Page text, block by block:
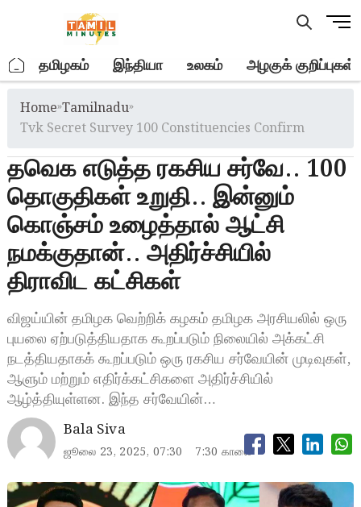
M
u
o
n
. தமிழகம் இந்தியா உலகம் அழகுக் குறிப்புகள்
Home»Tamilnadu»
Tvk Secret Survey 100 Constituencies Confirm
தவெக எடுத்த ரகசிய சர்வே.. 100
தொகுதிகள் உறுதி.. இன்னும்
கொஞ்சம் உழைத்தால் ஆட்சி
நமக்குதான்.. அதிர்ச்சியில்
திராவிட கட்சிகள்
விஜய்யின் தமிழக வெற்றிக் கழகம் தமிழக அரசியலில் ஒரு
புயலை ஏற்படுத்தியதாக கூறப்படும் நிலையில் அக்கட்சி
நடத்தியதாகக் கூறப்படும் ஒரு ரகசிய சர்வேயின் முடிவுகள்,
ஆளும் மற்றும் எதிர்க்கட்சிகளை அதிர்ச்சியில்
ஆழ்த்தியுள்ளன. இந்த சர்வேயின்…
Bala Siva
ஜூலை 23, 2025, 07:30 7:30 காலை